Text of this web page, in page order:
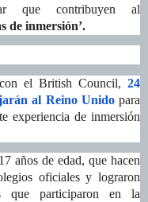
que contribuyen al
de inmersión’.
el British Council, 24
al Reino Unido para
experiencia de inmersión
años de edad, que hacen
oficiales ylograron
que participaron en la